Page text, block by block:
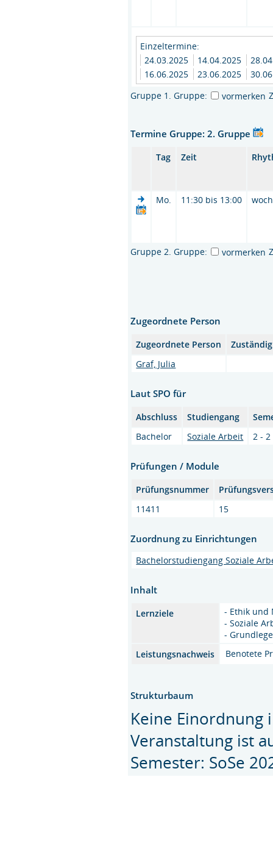
Einzeltermine:
24.03.2025
14.04.2025
16.06.2025
23.06.2025
Gruppe 1. Gruppe:
vormerken
Termine Gruppe: 2. Gruppe
Tag Zeit
Mo. 11:30 bis 13:00 woch
Gruppe 2. Gruppe: vormerken
Zugeordnete Person
Zugeordnete Person
Graf, Julia
Laut SPO für
Abschluss Studiengang
Bachelor
Soziale Arbeit 2 - 2
Prüfungen / Module
Prüfungsnummer
11411
15
Zuordnung zu Einrichtungen
Bachelorstudiengang Soziale
Inhalt
Lernziele
- Ethik und
- Soziale
-
Leistungsnachweis
Benotete
Strukturbaum
Keine Einordnung
Veranstaltung ist
Semester: SoSe